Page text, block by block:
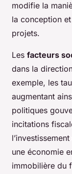
modifie la
la conception
projets.
Les facteurs
dans la
exemple, les
augmentant
politiques
incitations
une économie
immobilière du